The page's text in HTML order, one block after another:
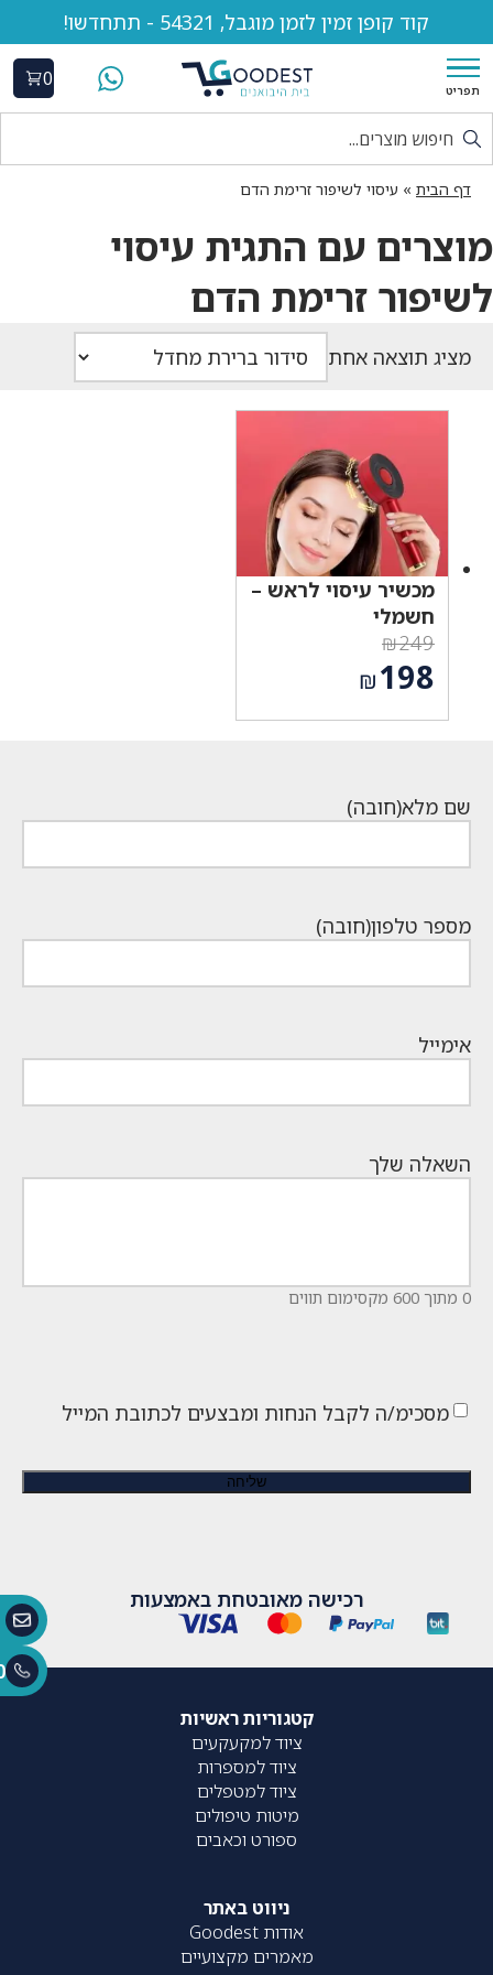
קוד קופן זמין לזמן מוגבל, 54321 - תתחדשו!
תפריט
0
דף הבית » עיסוי לשיפור זרימת הדם
מוצרים עם התגית עיסוי
לשיפור זרימת הדם
מציג תוצאה אחת
מכשיר עיסוי לראש –
חשמלי
₪249
המחיר
המקורי
היה:
₪198
שם מלא(חובה)
מספר טלפון(חובה)
אימייל
השאלה שלך
0 מתוך 600 מקסימום תווים
מסכימ/ה לקבל הנחות ומבצעים לכתובת המייל
רכישה מאובטחת באמצעות
קטגוריות ראשיות
ציוד למקעקעים
ציוד למספרות
ציוד למטפלים
מיטות טיפולים
ספורט וכאבים
ניווט באתר
אודות Goodest
מאמרים מקצועיים